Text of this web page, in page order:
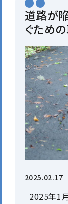
道路が
ぐため
2025.02.17
2025年1